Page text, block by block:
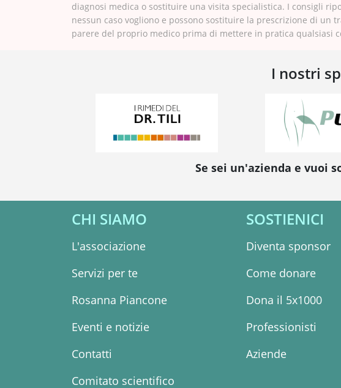
diagnosi medica o sostituire una visita specialistica. I consigli
nessun caso vogliono e possono sostituire la prescrizione di
parere del proprio medico prima di mettere in pratica qualsiasi
I nostri
Se sei un'azienda e vuoi
CHI SIAMO
L'associazione
Servizi per te
Rosanna Piancone
Eventi e notizie
Contatti
Comitato scientifico
SOSTIENICI
Diventa sponsor
Come donare
Dona il 5x1000
Professionisti
Aziende